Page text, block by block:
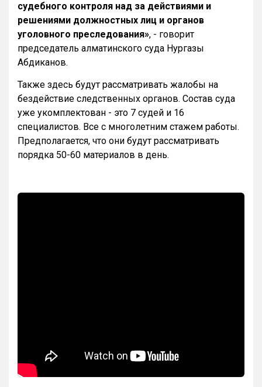
судебного контроля над за действиями и
решениями должностных лиц и органов
уголовного преследования», - говорит
председатель алматинского суда Нургазы
Абдиканов.
Также здесь будут рассматривать жалобы на
бездействие следственных органов. Состав суда
уже укомплектован - это 7 судей и 16
специалистов. Все с многолетним стажем работы.
Предполагается, что они будут рассматривать
порядка 50-60 материалов в день.